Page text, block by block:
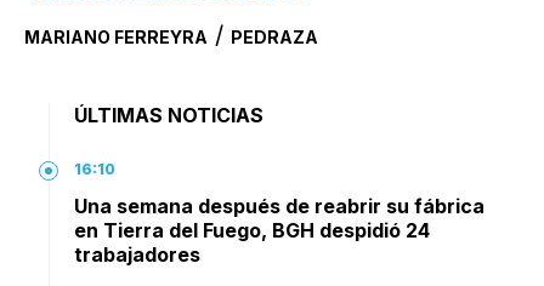
MARIANO FERREYRA / PEDRAZA
ÚLTIMAS NOTICIAS
16:10
Una semana después de reabrir su fábrica
en Tierra del Fuego, BGH despidió 24
trabajadores